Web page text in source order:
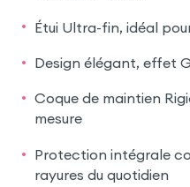
Étui Ultra-fin, idéal
Design élégant, effet
Coque de maintien
mesure
Protection intégrale
rayures du quotidien